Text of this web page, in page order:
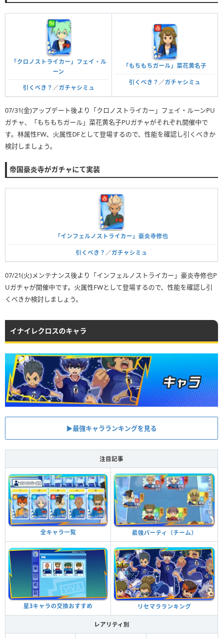
「クロノストライカー」フェイ・ル
ーン
引くべき？ ／ガチャシミュ
「もちもちガール」菜花黄名子
引くべき？ ／ガチャシミュ
07/31(金)アップデート後より「クロノストライカー」フェイ・ルーンPU
ガチャ、「もちもちガール」菜花黄名子PUガチャがそれぞれ開催中で
す。林属性FW、火属性DFとして登場するので、性能を確認し引くべきか
検討しましょう。
帝国豪炎寺がガチャにて実装
「インフェルノストライカー」豪炎寺修也
引くべき？ ／ガチャシミュ
07/21(火)メンテナンス後より「インフェルノストライカー」豪炎寺修也P
Uガチャが開催中です。火属性FWとして登場するので、性能を確認し引
くべきか検討しましょう。
イナイレクロスのキャラ
▶︎最強キャラランキングを見る
注目記事
全キャラ一覧 最強パーティ（チーム）
星3キャラの交換おすすめ リセマラランキング
レアリティ別